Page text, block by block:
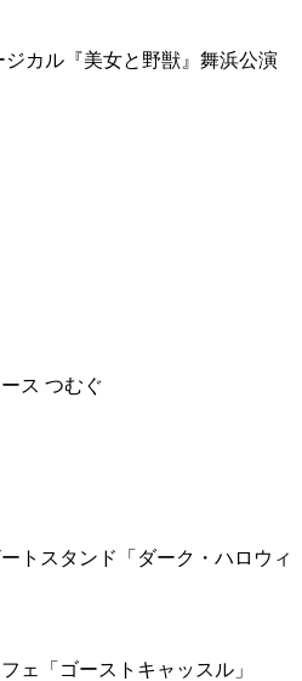
カル『美女と野獣』舞浜公演
ス つむぐ
トスタンド「ダーク・ハロウィ
ェ「ゴーストキャッスル」